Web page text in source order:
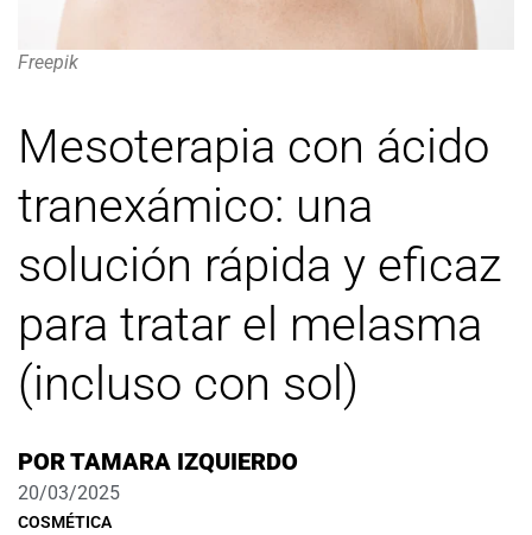
Freepik
Mesoterapia con ácido
tranexámico: una
solución rápida y eficaz
para tratar el melasma
(incluso con sol)
PORTAMARA IZQUIERDO
20/03/2025
COSMÉTICA